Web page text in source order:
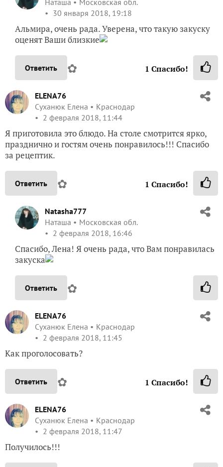
Наташа
Московская обл.
30 января 2018, 19:18
Альмира, очень рада. Уверена, что такую закуску
оценят Ваши близкие
Ответить ✿ 1 Спасибо!
ELENA76
Суханюк Елена
Краснодар
2 февраля 2018, 11:44
Я приготовила это блюдо. На столе смотрится ярко,
празднично и гостям очень понравилось!!! Спасибо
за рецептик.
Ответить ✿ 1 Спасибо!
Natasha777
Наташа
Московская обл.
2 февраля 2018, 16:46
Спасибо, Лена! Я очень рада, что Вам понравилась
закуска
Ответить ✿
ELENA76
Суханюк Елена
Краснодар
2 февраля 2018, 11:45
Как проголосовать?
Ответить ✿ 1 Спасибо!
ELENA76
Суханюк Елена
Краснодар
2 февраля 2018, 11:47
Получилось!!!